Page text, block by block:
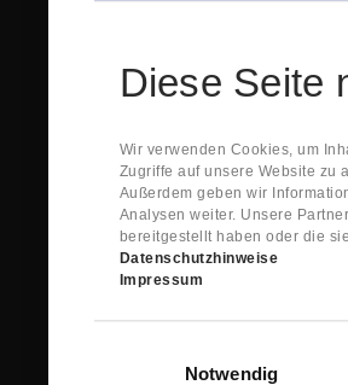
Diese Seite
Wir verwenden Cookies, um
Zugriffe auf unsere Website zu
Außerdem geben wir
Analysen weiter. Unsere
bereitgestellt haben oder die
Datenschutzhinweise
Impressum
Notwendig